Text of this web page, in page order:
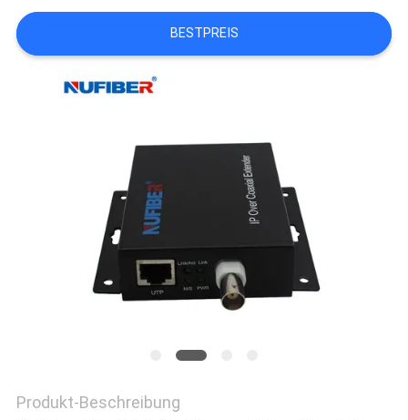
FORDERN
DATENSCHUTZRICHTLINIE
BESTPREIS
Produkt-Beschreibung